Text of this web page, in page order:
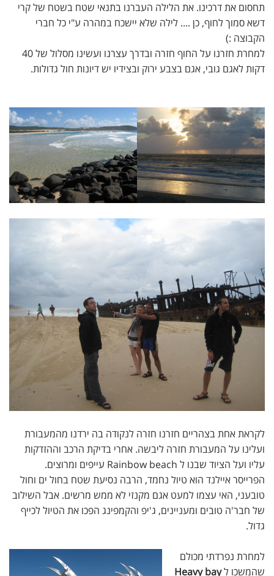
תחסום את דרכינו. את הלילה העברנו בתנאי שטח בשטח של קרי
דשא סמוך לחוף, כן .... לילה שלא יישכח במהרה ע"י כל חברי
הקבוצה :)
למחרת חזרנו על החוף חזרה ובדרך עצרנו ועשינו מסלול של 40
דקות לאגם גובי, אגם בצבע ירוק ובצידיו יש דיונות חול גדולות.
לקראת אחת בצהריים חזרנו חזרה לנקודה בה ירדנו מהמעבורת
ועלינו על המעבורת חזרה ליבשה. אחרי בדיקת הרכב וההזדקות
עליו ועל הציוד שבנו ל Rainbow beach עייפים ומרוצים.
הפרייסר איילנד הוא טיול נחמד, הרבה נסיעת שטח בחול ים וחול
טובעני, האי עצמו למעט אגם מקנזי לא ממש מרשים. אבל השילוב
של חבר'ה טובים ומעניינים, ג'יפ והקמפינג הפכו את הטיול לכייף
גדול.
למחרת נפרדתי מכולם
שהמשכו לHeavy bay